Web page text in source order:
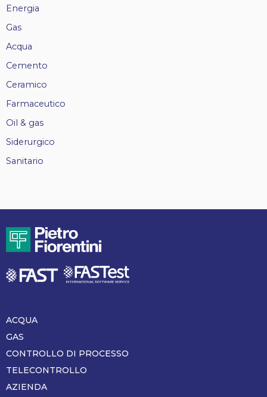
Energia
Gas
Acqua
Cemento
Ceramico
Farmaceutico
Oil & gas
Siderurgico
Sanitario
Piè
di
pagina
ACQUA
GAS
CONTROLLO DI PROCESSO
TELECONTROLLO
AZIENDA